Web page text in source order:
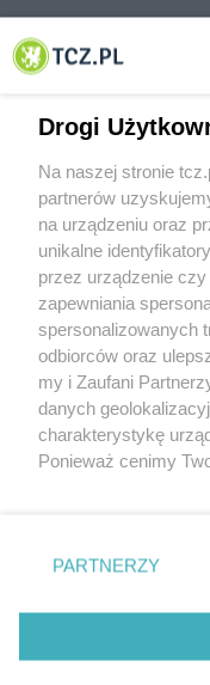
© 2001-2026 Tczew - TCZ.PL
O FIRMIE
REKLAMA
Aktualności
Tcz24
Historia miasta
Drogi
Na naszej stronie
partnerów
na urządzeniu oraz
unikalne
przez urządzenie
zapewniania
spersonalizowanych
odbiorców oraz
my i Zaufani
danych
charakterystykę
Ponieważ cenimy
znajdujący się w
przetwarzaniu.
PARTNERZY